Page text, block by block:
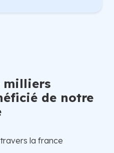
milliers
de notre